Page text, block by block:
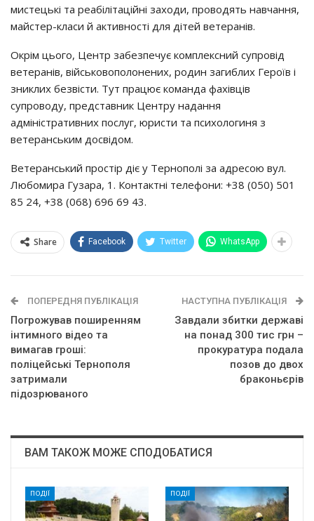
мистецькі та реабілітаційні заходи, проводять навчання,
майстер-класи й активності для дітей ветеранів.
Окрім цього, Центр забезпечує комплексний супровід
ветеранів, військовополонених, родин загиблих Героїв і
зниклих безвісти. Тут працює команда фахівців
супроводу, представник Центру надання
адміністративних послуг, юристи та психологиня з
ветеранським досвідом.
Ветеранський простір діє у Тернополі за адресою вул.
Любомира Гузара, 1. Контактні телефони: +38 (050) 501
85 24, +38 (068) 696 69 43.
Share Facebook Twitter WhatsApp
ПОПЕРЕДНЯ ПУБЛІКАЦІЯ
Погрожував поширенням
інтимного відео та
вимагав гроші:
поліцейські Тернополя
затримали
підозрюваного
НАСТУПНА ПУБЛІКАЦІЯ
Завдали збитки державі
на понад 300 тис грн –
прокуратура подала
позов до двох
браконьєрів
ВАМ ТАКОЖ МОЖЕ СПОДОБАТИСЯ
ПОДІЇ ПОДІЇ